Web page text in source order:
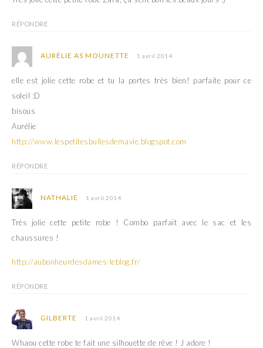
l
e
f
ê
t
r
)
e
ê
e
RÉPONDRE
AURÉLIE AS MOUNETTE 1 avril 2014
elle est jolie cette robe et tu la portes très bien! parfaite pour ce
soleil :D
bisous
Aurélie
http://www.lespetitesbullesdemavie.blogspot.com
RÉPONDRE
NATHALIE 1 avril 2014
Très jolie cette petite robe ! Combo parfait avec le sac et les
chaussures !
http://aubonheurdesdames-leblog.fr/
RÉPONDRE
GILBERTE 1 avril 2014
Whaou cette robe te fait une silhouette de rêve ! J adore !